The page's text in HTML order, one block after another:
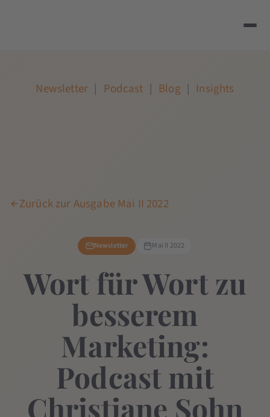
Newsletter | Podcast | Blog | Insights
Zurück zur Ausgabe Mai II 2022
Newsletter Mai II 2022
Wort für Wort zu
besserem
Marketing:
Podcast mit
Christiane Sohn